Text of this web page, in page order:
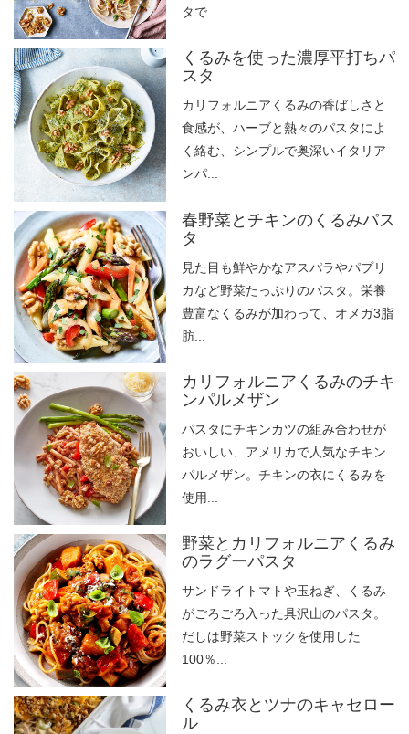
タで...
くるみを使った濃厚平打ちパ
スタ
カリフォルニアくるみの香ばしさと
食感が、ハーブと熱々のパスタによ
く絡む、シンプルで奥深いイタリア
ンパ...
春野菜とチキンのくるみパス
タ
見た目も鮮やかなアスパラやパプリ
カなど野菜たっぷりのパスタ。栄養
豊富なくるみが加わって、オメガ3脂
肪...
カリフォルニアくるみのチキ
ンパルメザン
パスタにチキンカツの組み合わせが
おいしい、アメリカで人気なチキン
パルメザン。チキンの衣にくるみを
使用...
野菜とカリフォルニアくるみ
のラグーパスタ
サンドライトマトや玉ねぎ、くるみ
がごろごろ入った具沢山のパスタ。
だしは野菜ストックを使用した
100％...
くるみ衣とツナのキャセロー
ル